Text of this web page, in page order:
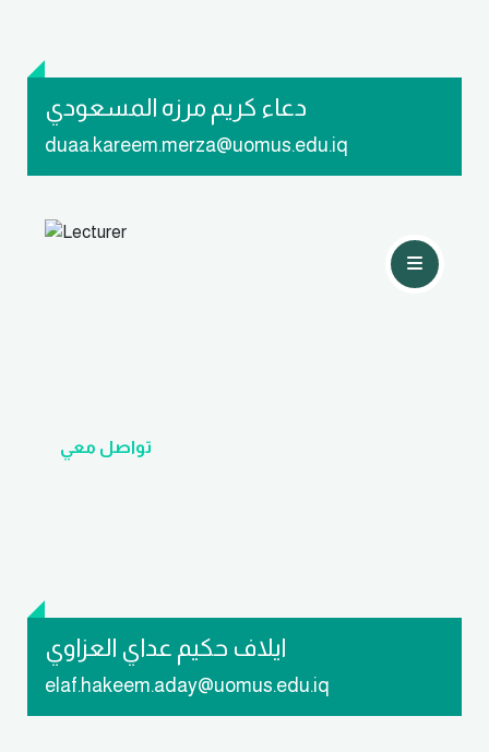
دعاء كريم مرزه المسعودي
duaa.kareem.merza@uomus.edu.iq
ايلاف حكيم عداي العزاوي
elaf.hakeem.aday@uomus.edu.iq
تواصل معي